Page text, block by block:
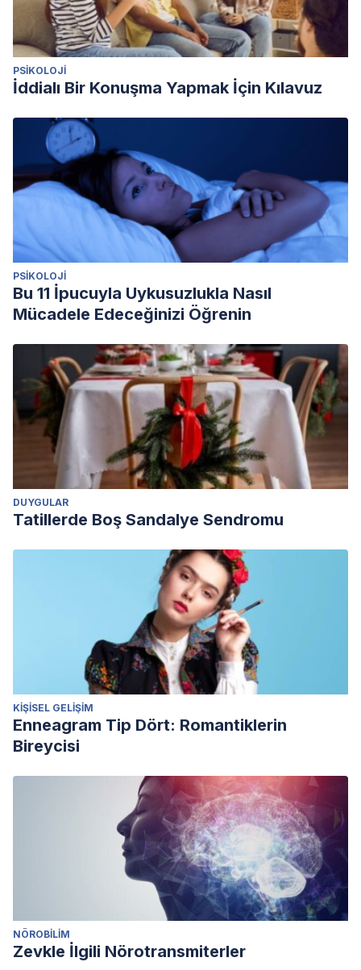
PSIKOLOJI
İddialı Bir Konuşma Yapmak İçin Kılavuz
PSIKOLOJI
Bu 11 İpucuyla Uykusuzlukla Nasıl
Mücadele Edeceğinizi Öğrenin
DUYGULAR
Tatillerde Boş Sandalye Sendromu
KIŞISEL GELIŞIM
Enneagram Tip Dört: Romantiklerin
Bireycisi
NÖROBILIM
Zevkle İlgili Nörotransmiterler